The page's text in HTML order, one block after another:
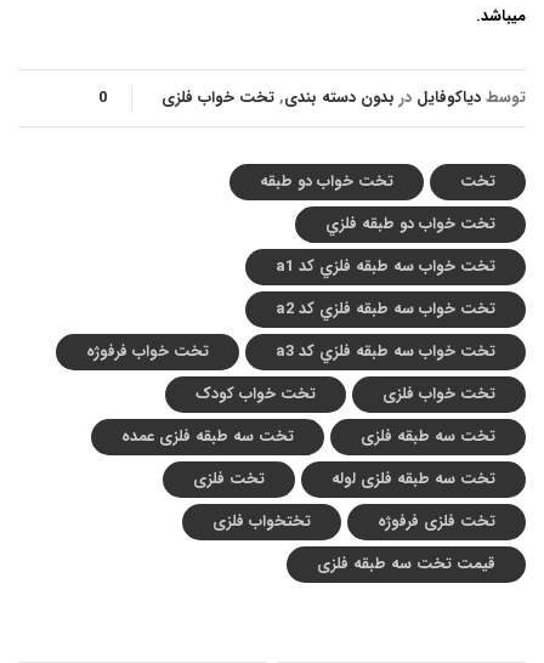
میباشد.
توسطدیاکوفایل در بدون دسته بندی,تخت خواب فلزی 0
تخت
تخت خواب دو طبقه
تخت خواب دو طبقه فلزي
تخت خواب سه طبقه فلزي کد a1
تخت خواب سه طبقه فلزي کد a2
تخت خواب سه طبقه فلزي کد a3
تخت خواب فرفوژه
تخت خواب فلزی
تخت خواب کودک
تخت سه طبقه فلزی
تخت سه طبقه فلزی عمده
تخت سه طبقه فلزی لوله
تخت فلزی
تخت فلزی فرفوژه
تختخواب فلزی
قیمت تخت سه طبقه فلزی